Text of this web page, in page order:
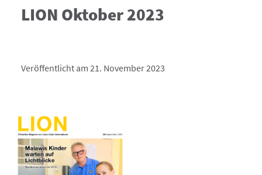
LION Oktober 2023
Veröffentlicht am 21. November 2023